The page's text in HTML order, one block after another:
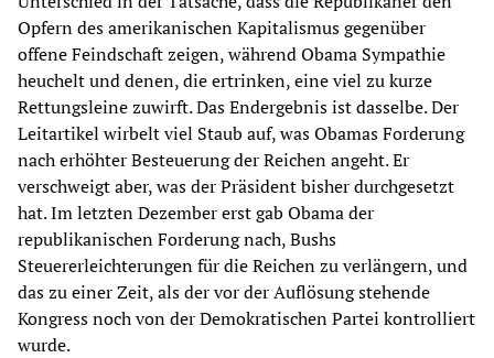
Opfern des amerikanischen Kapitalismus gegenüber
offene Feindschaft zeigen, während Obama Sympathie
heuchelt und denen, die ertrinken, eine viel zu kurze
Rettungsleine zuwirft. Das Endergebnis ist dasselbe. Der
Leitartikel wirbelt viel Staub auf, was Obamas Forderung
nach erhöhter Besteuerung der Reichen angeht. Er
verschweigt aber, was der Präsident bisher durchgesetzt
hat. Im letzten Dezember erst gab Obama der
republikanischen Forderung nach, Bushs
Steuererleichterungen für die Reichen zu verlängern, und
das zu einer Zeit, als der vor der Auflösung stehende
Kongress noch von der Demokratischen Partei kontrolliert
wurde.